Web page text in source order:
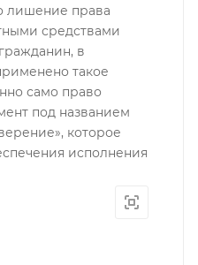
лишение права
средствами
в
такое
само право
под названием
которое
исполнения